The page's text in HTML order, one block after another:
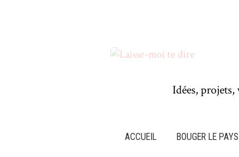
Idées,
ACCUEIL BOUGER LE PAYS